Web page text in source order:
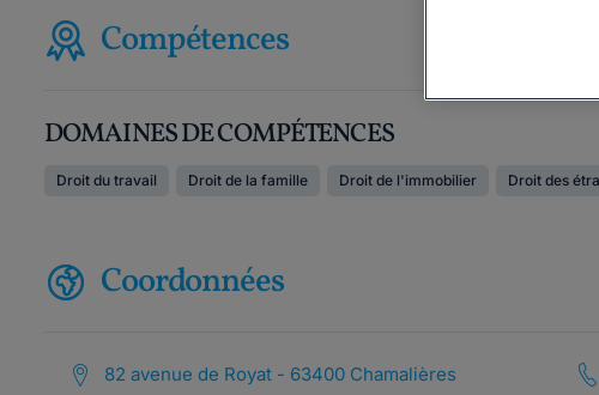
Compétences
DOMAINES DE COMPÉTENCES
Droit du travail Droit de la famille Droit de l'immobilier Droit des
Coordonnées
82 avenue de Royat - 63400 Chamalières